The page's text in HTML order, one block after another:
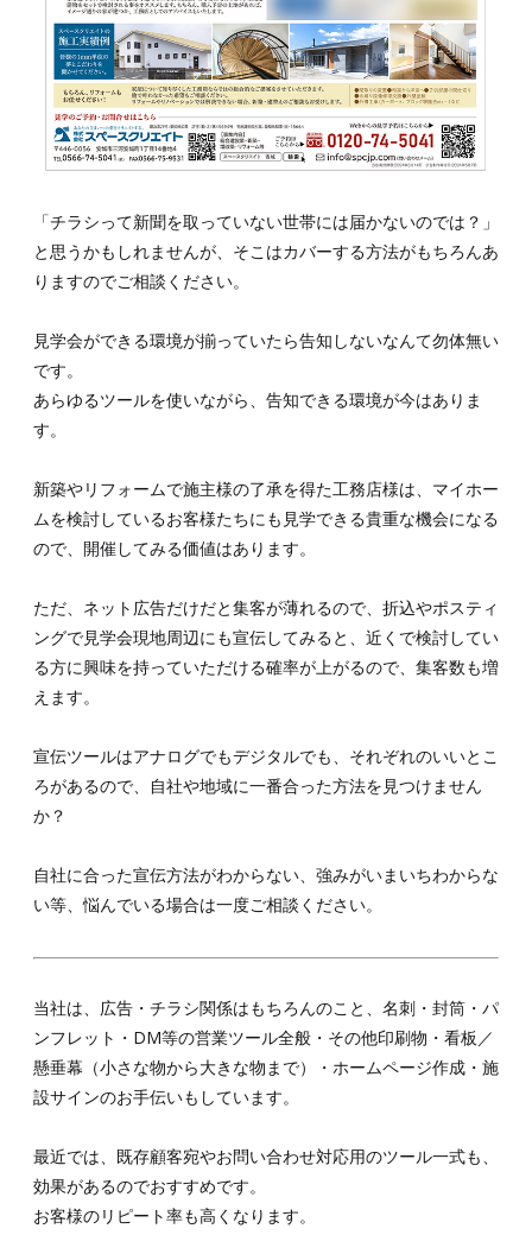
「チラシって新聞を取っていない世帯には届かないのでは？」
と思うかもしれませんが、そこはカバーする方法がもちろんあ
りますのでご相談ください。
見学会ができる環境が揃っていたら告知しないなんて勿体無い
です。
あらゆるツールを使いながら、告知できる環境が今はありま
す。
新築やリフォームで施主様の了承を得た工務店様は、マイホー
ムを検討しているお客様たちにも見学できる貴重な機会になる
ので、開催してみる価値はあります。
ただ、ネット広告だけだと集客が薄れるので、折込やポスティ
ングで見学会現地周辺にも宣伝してみると、近くで検討してい
る方に興味を持っていただける確率が上がるので、集客数も増
えます。
宣伝ツールはアナログでもデジタルでも、それぞれのいいとこ
ろがあるので、自社や地域に一番合った方法を見つけません
か？
自社に合った宣伝方法がわからない、強みがいまいちわからな
い等、悩んでいる場合は一度ご相談ください。
当社は、広告・チラシ関係はもちろんのこと、名刺・封筒・パ
ンフレット・DM等の営業ツール全般・その他印刷物・看板／
懸垂幕（小さな物から大きな物まで）・ホームページ作成・施
設サインのお手伝いもしています。
最近では、既存顧客宛やお問い合わせ対応用のツール一式も、
効果があるのでおすすめです。
お客様のリピート率も高くなります。